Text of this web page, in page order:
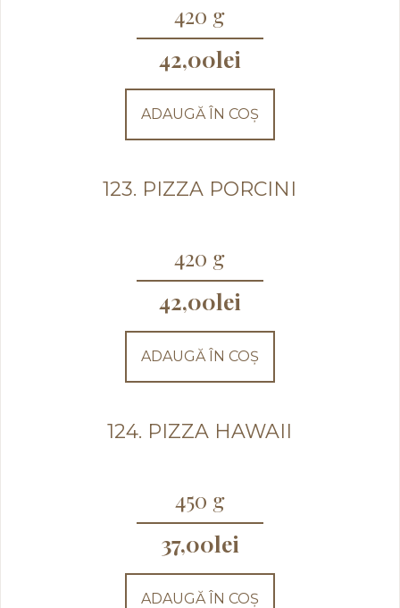
420 g
42,00lei
ADAUGĂ ÎN COȘ
123. PIZZA PORCINI
420 g
42,00lei
ADAUGĂ ÎN COȘ
124. PIZZA HAWAII
450 g
37,00lei
ADAUGĂ ÎN COȘ